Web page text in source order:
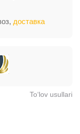
доставка
To‘lov usullari